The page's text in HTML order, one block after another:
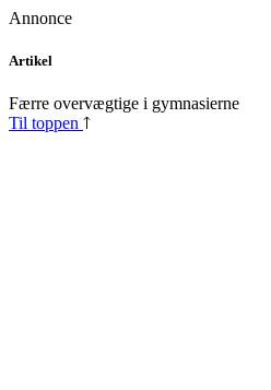
Annonce
Skip
content
Artikel
Færre overvægtige i gymnasierne
Til toppen